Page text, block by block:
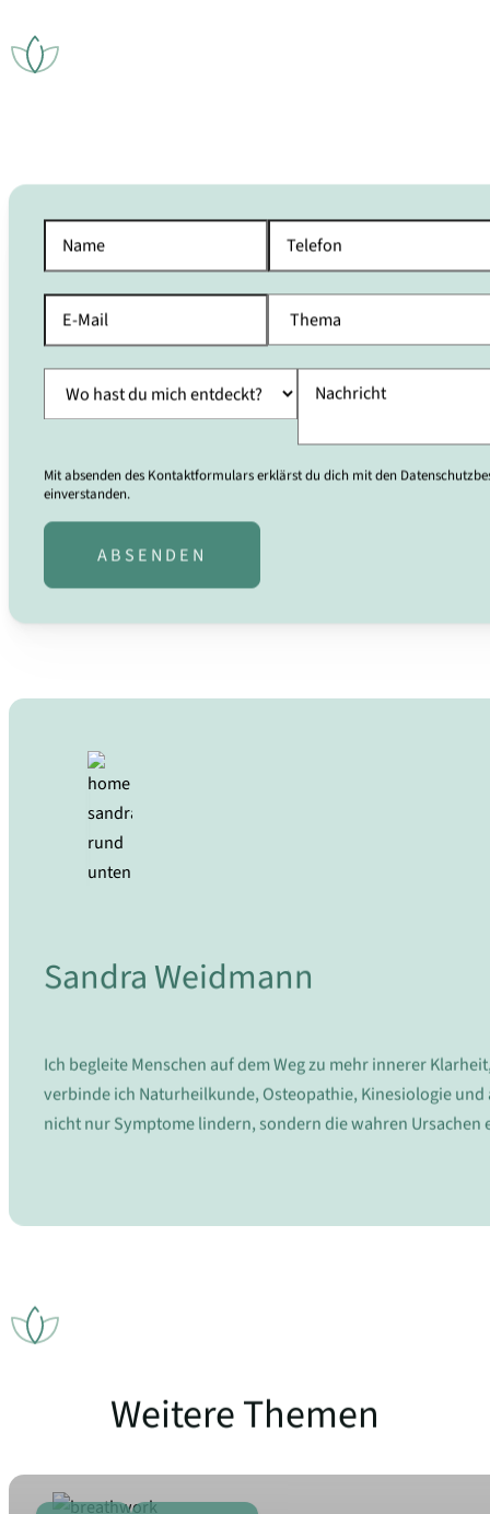
Mit absenden des Kontaktformulars erklärst du dich mit den
einverstanden.
ABSENDEN
Sandra Weidmann
Ich begleite Menschen auf dem Weg zu mehr innerer
verbinde ich Naturheilkunde, Osteopathie, Kinesiologie
nicht nur Symptome lindern, sondern die wahren
Weitere Themen